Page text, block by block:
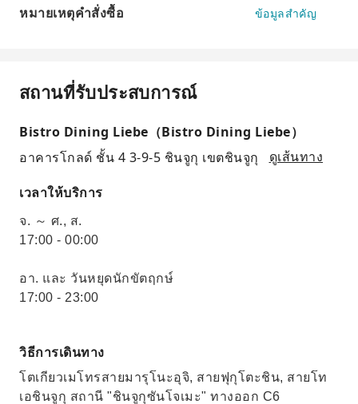
หมายเหตุคำสั่งซื้อ ข้อมูลสำคัญ
สถานที่รับประสบการณ์
Bistro Dining Liebe（Bistro Dining Liebe）
อาคารโกลด์ ชั้น 4 3-9-5 ชินจูกุ เขตชินจูกุ
ดูเส้นทาง
เวลาให้บริการ
จ. ～ ศ., ส.
17:00 - 00:00
อา. และ วันหยุดนักขัตฤกษ์
17:00 - 23:00
วิธีการเดินทาง
โตเกียวเมโทรสายมารุโนะอุจิ, สายฟุกุโตะชิน, สายโท
เอชินจูกุ สถานี "ชินจูกุซันโจเมะ" ทางออก C6